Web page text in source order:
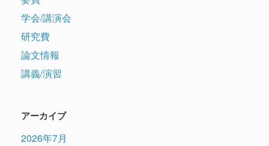
学会/講演会
研究費
論文情報
講義/演習
アーカイブ
2026年7月